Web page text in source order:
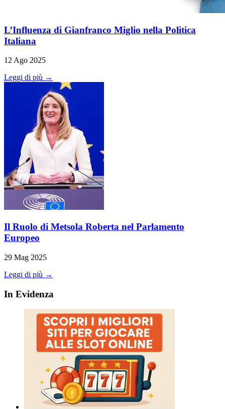
L’Influenza di Gianfranco Miglio nella Politica
Italiana
12 Ago 2025
Leggi di più →
Il Ruolo di Metsola Roberta nel Parlamento
Europeo
29 Mag 2025
Leggi di più →
In Evidenza